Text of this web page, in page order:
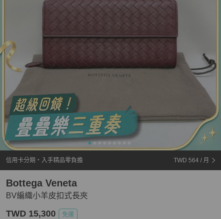
信用卡分期・入手精品零負擔 TWD 564 / 月
BV編織小羊皮扣式長夾
Bottega Veneta
TWD 15,300 免運